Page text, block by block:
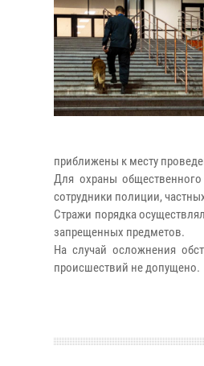
приближены к месту
Для охраны
сотрудники полиции,
Стражи порядка
запрещенных предметов.
На случай осложнения
происшествий не допущено.